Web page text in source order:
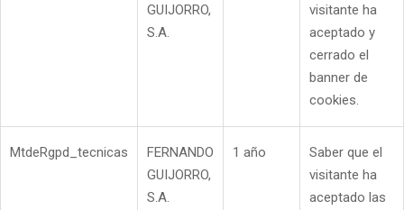
GUIJORRO,
S.A.
visitante ha
aceptado y
cerrado el
banner de
cookies.
MtdeRgpd_tecnicas
FERNANDO
GUIJORRO,
S.A.
1 año
Saber que el
visitante ha
aceptado las